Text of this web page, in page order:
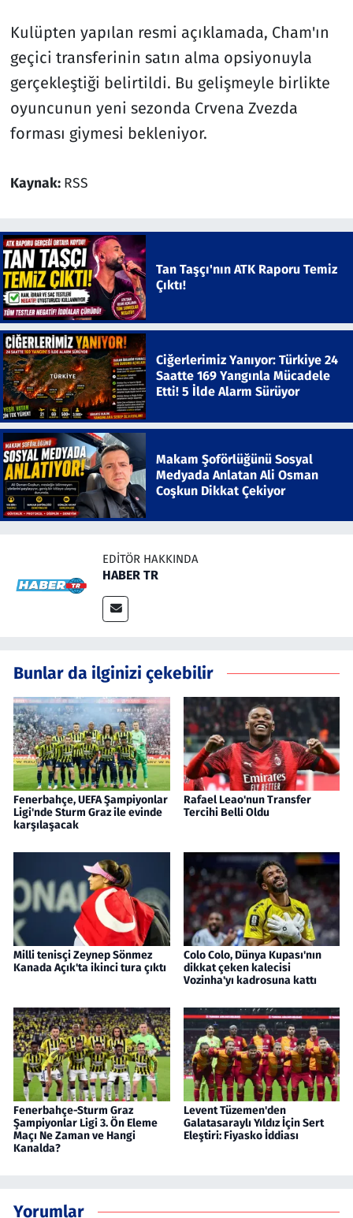
Kulüpten yapılan resmi açıklamada, Cham'ın
geçici transferinin satın alma opsiyonuyla
gerçekleştiği belirtildi. Bu gelişmeyle birlikte
oyuncunun yeni sezonda Crvena Zvezda
forması giymesi bekleniyor.
Kaynak: RSS
Tan Taşçı'nın ATK Raporu Temiz
Çıktı!
Ciğerlerimiz Yanıyor: Türkiye 24
Saatte 169 Yangınla Mücadele
Etti! 5 İlde Alarm Sürüyor
Makam Şoförlüğünü Sosyal
Medyada Anlatan Ali Osman
Coşkun Dikkat Çekiyor
EDITÖR HAKKINDA
HABER TR
Bunlar da ilginizi çekebilir
Fenerbahçe, UEFA Şampiyonlar
Ligi'nde Sturm Graz ile evinde
karşılaşacak
Rafael Leao'nun Transfer
Tercihi Belli Oldu
Milli tenisçi Zeynep Sönmez
Kanada Açık'ta ikinci tura çıktı
Colo Colo, Dünya Kupası'nın
dikkat çeken kalecisi
Vozinha'yı kadrosuna kattı
Fenerbahçe-Sturm Graz
Şampiyonlar Ligi 3. Ön Eleme
Maçı Ne Zaman ve Hangi
Kanalda?
Levent Tüzemen'den
Galatasaraylı Yıldız İçin Sert
Eleştiri: Fiyasko İddiası
Yorumlar